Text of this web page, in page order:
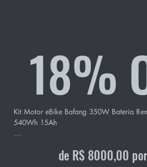
18%
Kit Motor eBike Bafang 350W Bateria
540Wh 15Ah
de R$ 8000,00 por